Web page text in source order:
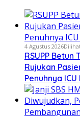
4 Agustus 2026
RSUPP
Rujukan
Penuhnya ICU